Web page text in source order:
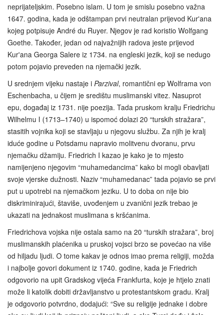
neprijateljskim. Posebno islam. U tom je smislu posebno važna
1647. godina, kada je odštampan prvi neutralan prijevod Kur'ana
kojeg potpisuje André du Ruyer. Njegov je rad koristio Wolfgang
Goethe. Također, jedan od najvažnijih radova jeste prijevod
Kur'ana Georga Salere iz 1734. na engleski jezik, koji se nedugo
potom pojavio preveden na njemački jezik.
U srednjem vijeku nastaje i Parzival, romantični ep Wolframa von
Eschenbacha, u čijem je središtu muslimanski vitez. Nasuprot
epu, događaj iz 1731. nije poezija. Tada pruskom kralju Friedrichu
Wilhelmu I (1713–1740) u ispomoć dolazi 20 “turskih stražara”,
stasitih vojnika koji se stavljaju u njegovu službu. Za njih je kralj
iduće godine u Potsdamu napravio molitvenu dvoranu, prvu
njemačku džamiju. Friedrich I kazao je kako je to mjesto
namijenjeno njegovim “muhamedancima” kako bi mogli obavljati
svoje vjerske dužnosti. Naziv “muhamedanac” tada pojavio se prvi
put u upotrebi na njemačkom jeziku. U to doba on nije bio
diskriminirajući, štaviše, uvođenjem u zvanični jezik trebao je
ukazati na jednakost muslimana s kršćanima.
Friedrichova vojska nije ostala samo na 20 “turskih stražara”, broj
muslimanskih plaćenika u pruskoj vojsci brzo se povećao na više
od hiljadu ljudi. O tome kakav je odnos imao prema religiji, možda
i najbolje govori dokument iz 1740. godine, kada je Friedrich
odgovorio na upit Gradskog vijeća Frankfurta, koje je htjelo znati
može li katolik dobiti državljanstvo u protestantskom gradu. Kralj
je odgovorio potvrdno, dodajući: “Sve su religije jednake i dobre